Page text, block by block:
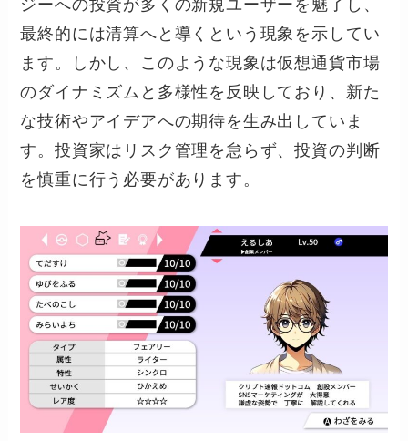
ジーへの投資が多くの新規ユーザーを魅了し、
最終的には清算へと導くという現象を示してい
ます。しかし、このような現象は仮想通貨市場
のダイナミズムと多様性を反映しており、新た
な技術やアイデアへの期待を生み出していま
す。投資家はリスク管理を怠らず、投資の判断
を慎重に行う必要があります。